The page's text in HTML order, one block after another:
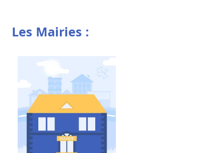
Les Mairies :